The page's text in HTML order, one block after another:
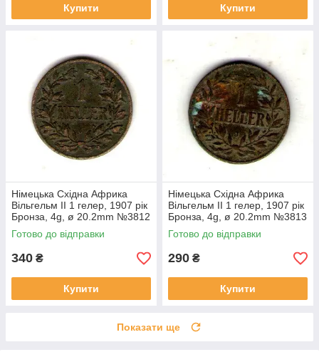
Купити Купити
Німецька Східна Африка
Вільгельм II 1 гелер, 1907 рік
Бронза, 4g, ø 20.2mm №3812
Готово до відправки
340 ₴
Купити
Німецька Східна Африка
Вільгельм II 1 гелер, 1907 рік
Бронза, 4g, ø 20.2mm №3813
Готово до відправки
290 ₴
Купити
Показати ще